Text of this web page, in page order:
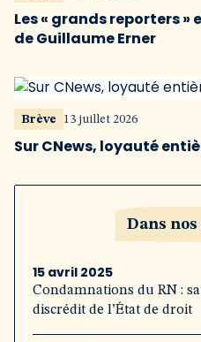
Les « grands reporters »
de Guillaume Erner
Brève 13 juillet 2026
Sur CNews, loyauté
Dans
15 avril 2025
Condamnations du RN :
discrédit de l’État de droit